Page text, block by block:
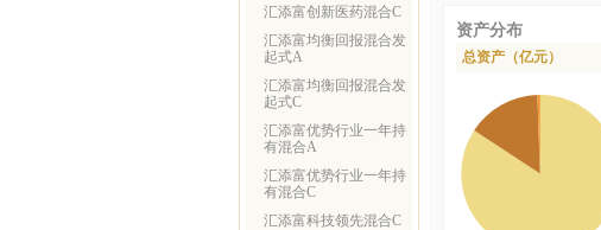
汇添富创新医药混合C
汇添富均衡回报混合发
起式A
汇添富均衡回报混合发
起式C
汇添富优势行业一年持
有混合A
汇添富优势行业一年持
有混合C
汇添富科技领先混合C
资产分布
总资产（亿元）